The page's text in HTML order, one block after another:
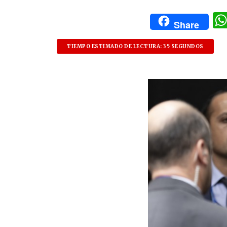
Share
TIEMPO ESTIMADO DE LECTURA: 35 SEGUNDOS